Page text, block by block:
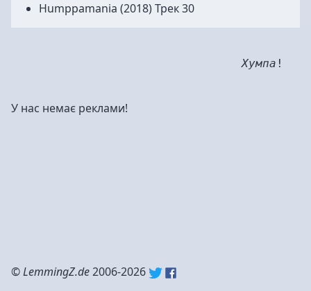
Humppamania (2018) Трек 30
Хумпа !
У нас немає реклами!
©LemmingZ.de2006-2026